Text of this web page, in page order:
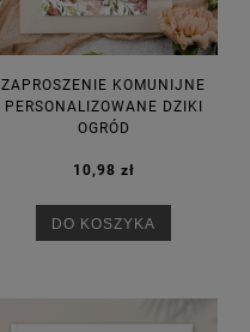
ZAPROSZENIE KOMUNIJNE
PERSONALIZOWANE DZIKI
OGRÓD
10,98 zł
DO KOSZYKA